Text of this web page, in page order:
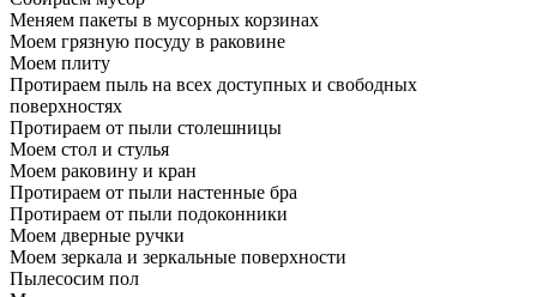
Меняем пакеты в мусорных корзинах
Моем грязную посуду в раковине
Моем плиту
Протираем пыль на всех доступных и свободных
поверхностях
Протираем от пыли столешницы
Моем стол и стулья
Моем раковину и кран
Протираем от пыли настенные бра
Протираем от пыли подоконники
Моем дверные ручки
Моем зеркала и зеркальные поверхности
Пылесосим пол